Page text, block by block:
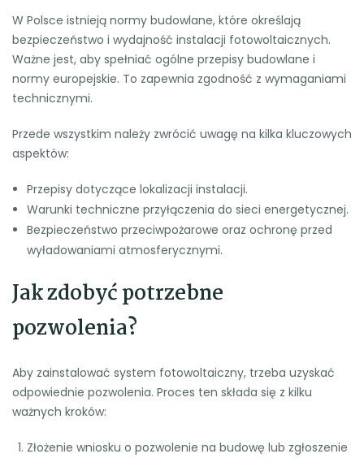
W Polsce istnieją normy budowlane, które określają
bezpieczeństwo i wydajność instalacji fotowoltaicznych.
Ważne jest, aby spełniać ogólne przepisy budowlane i
normy europejskie. To zapewnia zgodność z wymaganiami
technicznymi.
Przede wszystkim należy zwrócić uwagę na kilka kluczowych
aspektów:
Przepisy dotyczące lokalizacji instalacji.
Warunki techniczne przyłączenia do sieci energetycznej.
Bezpieczeństwo przeciwpożarowe oraz ochronę przed
wyładowaniami atmosferycznymi.
Jak zdobyć potrzebne
pozwolenia?
Aby zainstalować system fotowoltaiczny, trzeba uzyskać
odpowiednie pozwolenia. Proces ten składa się z kilku
ważnych kroków:
Złożenie wniosku o pozwolenie na budowę lub zgłoszenie